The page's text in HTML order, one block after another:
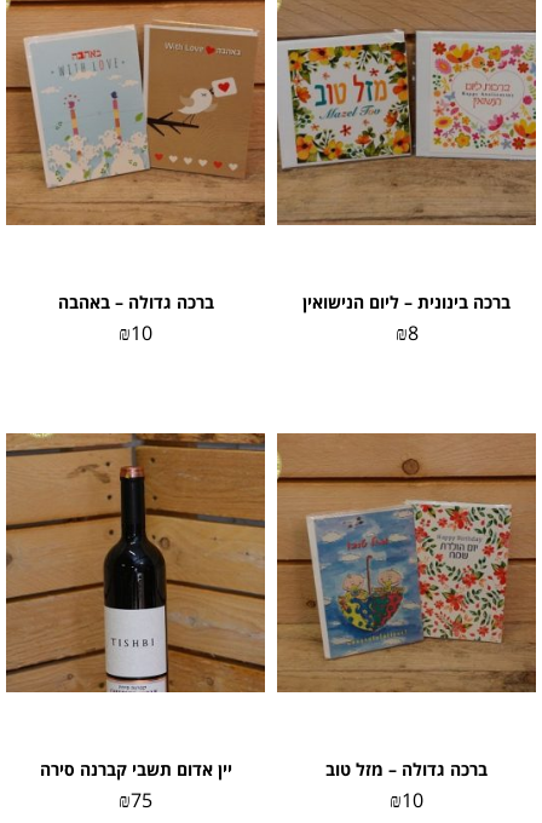
ברכה בינונית – ליום הנישואין
₪8
ברכה גדולה – באהבה
₪10
ברכה גדולה – מזל טוב
₪10
יין אדום תשבי קברנה סירה
₪75